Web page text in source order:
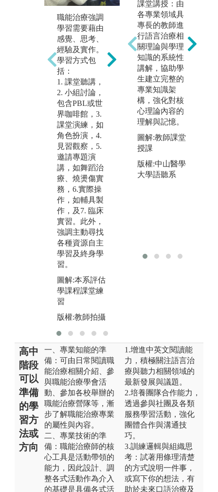
職能治療強調
學習需要藉由
感覺、思考、
經驗及實作。
學習方式包
括：
1. 課堂聽講，
2. 小組討論，
包含PBL或世
界咖啡館，3.
課堂演練，如
角色扮演，4.
見習觀察，5.
邀請專題演
講，如舞蹈治
療、燒燙傷實
務，6.實際操
作，如輔具製
作，及7. 臨床
實習。此外，
強調主動尋找
各種資源自主
學習及終身學
習。
圖解:本系評估
學課程課堂練
習
版權:教師拍攝
2. 小組討論：
世界咖啡館
圖解:本系課程
中融入世界咖
啡館用於小組
討論情境
版權:教師拍攝
課堂講授：由
各專業領域具
專長的教師進
行語言治療相
關理論與學理
知識的系統性
講解，協助學
生建立完整的
專業知識架
構，強化對核
心理論內容的
理解與記憶。
圖解:教師課堂
授課
版權:中山醫學
大學語聽系
高中
階段
可以
準備
的學
習方
法或
方向
一、專業知能的準
備：可由日常閱讀職
能治療相關介紹、參
與職能治療學會活
動、參加各校舉辦的
職能治療營隊等，漸
步了解職能治療專業
的屬性與內容。
二、專業技術的準
備：職能治療師的核
心工具是活動帶領的
能力，因此設計、調
整各式活動作為介入
的基礎是具備各式活
1.增進中英文閱讀能
力，積極關注語言治
療與聽力相關領域的
最新發展與議題。
2.培養團隊合作能力，
透過參與社團及各類
服務學習活動，強化
團體合作與溝通技
巧。
3.訓練邏輯與組織思
考：試著用條理清楚
的方式說明一件事，
或寫下你的想法，有
助於未來口語治療及